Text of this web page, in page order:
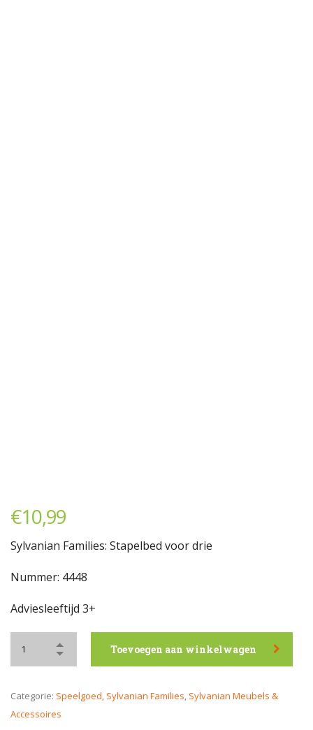
€10,99
Sylvanian Families: Stapelbed voor drie
Nummer: 4448
Adviesleeftijd 3+
Toevoegen aan winkelwagen
Categorie: Speelgoed, Sylvanian Families, Sylvanian Meubels &
Accessoires